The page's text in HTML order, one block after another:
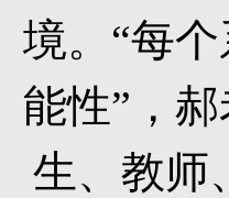
境。“每
能性”，
生、教师